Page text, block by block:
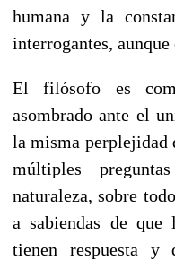
humana y la
interrogantes, aunque
El filósofo es
asombrado ante el
la misma perplejidad
múltiples
naturaleza, sobre
a sabiendas de que
tienen respuesta y